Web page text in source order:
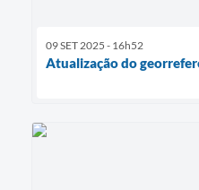
09 SET 2025 - 16h52
Atualização do